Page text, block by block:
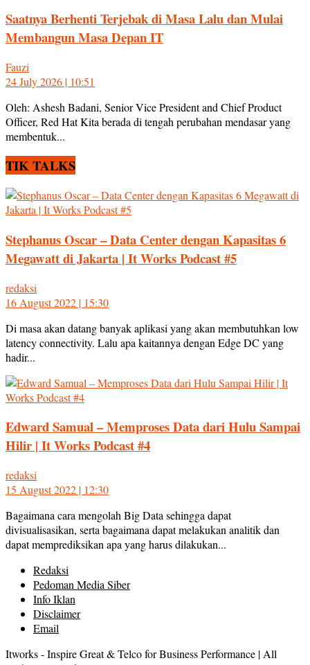
Saatnya Berhenti Terjebak di Masa Lalu dan Mulai
Membangun Masa Depan IT
Fauzi
24 July 2026 | 10:51
Oleh: Ashesh Badani, Senior Vice President and Chief Product
Officer, Red Hat Kita berada di tengah perubahan mendasar yang
membentuk...
TIK TALKS
Stephanus Oscar – Data Center dengan Kapasitas 6
Megawatt di Jakarta | It Works Podcast #5
redaksi
16 August 2022 | 15:30
Di masa akan datang banyak aplikasi yang akan membutuhkan low
latency connectivity. Lalu apa kaitannya dengan Edge DC yang
hadir...
Edward Samual – Memproses Data dari Hulu Sampai
Hilir | It Works Podcast #4
redaksi
15 August 2022 | 12:30
Bagaimana cara mengolah Big Data sehingga dapat
divisualisasikan, serta bagaimana dapat melakukan analitik dan
dapat memprediksikan apa yang harus dilakukan...
Redaksi
Pedoman Media Siber
Info Iklan
Disclaimer
Email
Itworks - Inspire Great & Telco for Business Performance | All